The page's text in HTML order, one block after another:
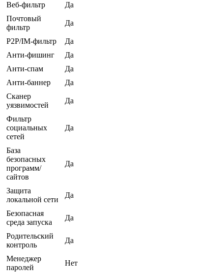
Веб-фильтр
Да
Почтовый
фильтр
Да
P2P/IM-фильтр
Да
Анти-фишинг
Да
Анти-спам
Да
Анти-баннер
Да
Сканер
уязвимостей
Да
Фильтр
социальных
сетей
Да
База
безопасных
программ/
сайтов
Да
Защита
локальной сети
Да
Безопасная
среда запуска
Да
Родительский
контроль
Да
Менеджер
паролей
Нет